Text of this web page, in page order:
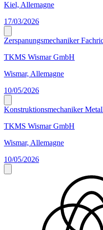
Kiel, Allemagne
17/03/2026
Zerspanungsmechaniker
TKMS Wismar GmbH
Wismar, Allemagne
10/05/2026
Konstruktionsmechaniker
TKMS Wismar GmbH
Wismar, Allemagne
10/05/2026